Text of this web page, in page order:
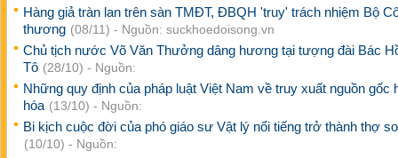
Hàng giả tràn lan trên sàn TMĐT, ĐBQH 'truy' trách nhiệm Bộ
thương (08/11) - Nguồn: suckhoedoisong.vn
Chủ tịch nước Võ Văn Thưởng dâng hương tại tượng đài Bác
Tô (28/10) - Nguồn:
Những quy định của pháp luật Việt Nam về truy xuất nguồn gốc
hóa (13/10) - Nguồn:
Bi kịch cuộc đời của phó giáo sư Vật lý nổi tiếng trở thành thợ
(10/10) - Nguồn: